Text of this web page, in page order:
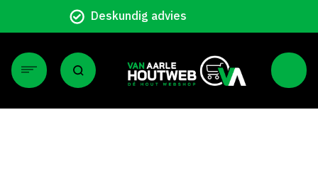
Particulier en zakelijk